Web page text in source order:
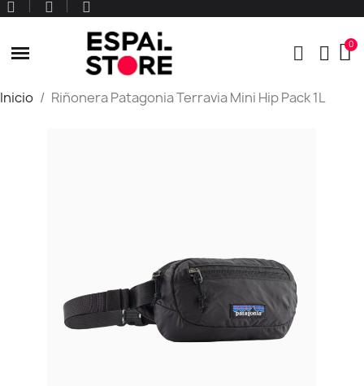
Inicio Riñonera Patagonia Terravia Mini Hip Pack 1L